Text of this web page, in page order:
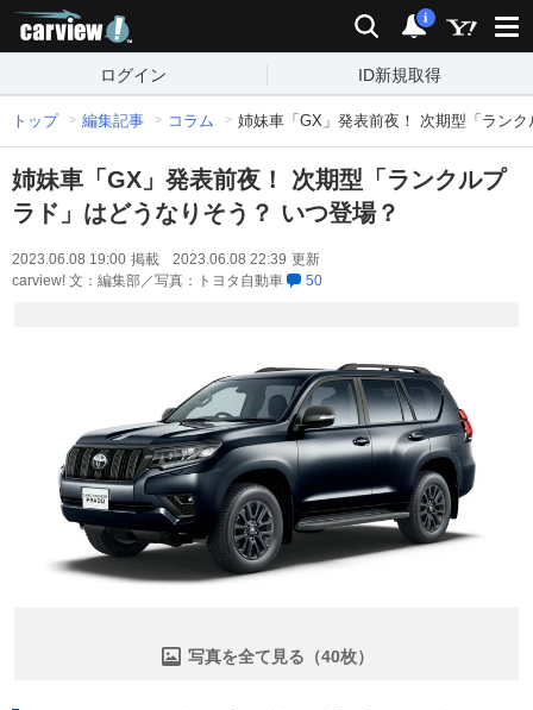
検索 通知
i
ログイン ID新規取得
トップ 編集記事 コラム 姉妹車「GX」発表前夜！ 次期型「ラン
姉妹車「GX」発表前夜！ 次期型「ランクルプ
ラド」はどうなりそう？ いつ登場？
2023.06.08 19:00 掲載 2023.06.08 22:39 更新
carview! 文：編集部／写真：トヨタ自動車
50
写真を全て見る（40枚）